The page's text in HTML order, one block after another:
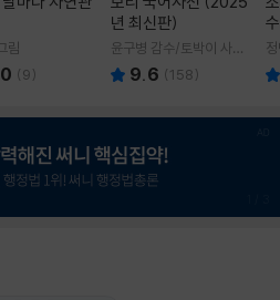
림
(9)
년 최신판)
윤구병 감수/토박이 사전
편찬실 편
9.6 (158)